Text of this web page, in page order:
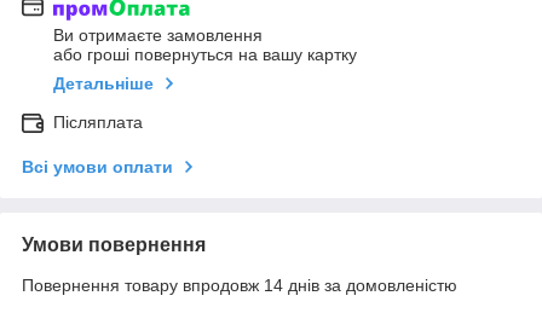
Ви отримаєте замовлення
або гроші повернуться на вашу картку
Детальніше
Післяплата
Всі умови оплати
Умови повернення
Повернення товару впродовж 14 днів за домовленістю